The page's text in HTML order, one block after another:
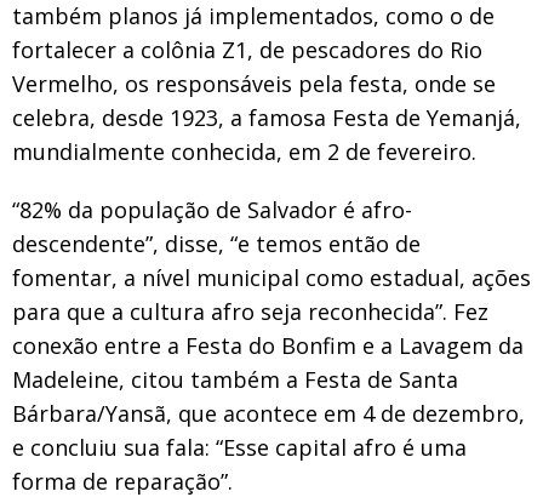
também planos já implementados, como o de
fortalecer a colônia Z1, de pescadores do Rio
Vermelho, os responsáveis pela festa, onde se
celebra, desde 1923, a famosa Festa de Yemanjá,
mundialmente conhecida, em 2 de fevereiro.
“82% da população de Salvador é afro-
descendente”, disse, “e temos então de
fomentar, a nível municipal como estadual, ações
para que a cultura afro seja reconhecida”. Fez
conexão entre a Festa do Bonfim e a Lavagem da
Madeleine, citou também a Festa de Santa
Bárbara/Yansã, que acontece em 4 de dezembro,
e concluiu sua fala: “Esse capital afro é uma
forma de reparação”.